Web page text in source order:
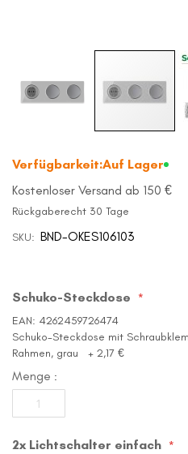
der
Bildergalerie
Verfügbarkeit:Auf Lager
Kostenloser Versand ab 150 €
Rückgaberecht 30 Tage
SKU
BND-OKES106103
Schuko-Steckdose
EAN: 4262459726474
Schuko-Steckdose mit
Rahmen, grau
+ 2,17 €
Menge
2x Lichtschalter einfach